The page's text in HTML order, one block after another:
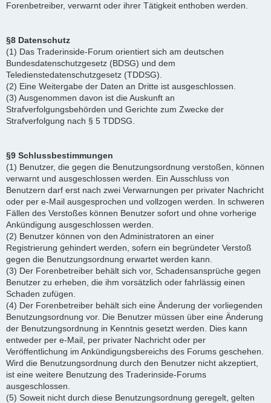
Forenbetreiber, verwarnt oder ihrer Tätigkeit enthoben werden.
§8 Datenschutz
(1) Das Traderinside-Forum orientiert sich am deutschen
Bundesdatenschutzgesetz (BDSG) und dem
Teledienstedatenschutzgesetz (TDDSG).
(2) Eine Weitergabe der Daten an Dritte ist ausgeschlossen.
(3) Ausgenommen davon ist die Auskunft an
Strafverfolgungsbehörden und Gerichte zum Zwecke der
Strafverfolgung nach § 5 TDDSG.
§9 Schlussbestimmungen
(1) Benutzer, die gegen die Benutzungsordnung verstoßen, können
verwarnt und ausgeschlossen werden. Ein Ausschluss von
Benutzern darf erst nach zwei Verwarnungen per privater Nachricht
oder per e-Mail ausgesprochen und vollzogen werden. In schweren
Fällen des Verstoßes können Benutzer sofort und ohne vorherige
Ankündigung ausgeschlossen werden.
(2) Benutzer können von den Administratoren an einer
Registrierung gehindert werden, sofern ein begründeter Verstoß
gegen die Benutzungsordnung erwartet werden kann.
(3) Der Forenbetreiber behält sich vor, Schadensansprüche gegen
Benutzer zu erheben, die ihm vorsätzlich oder fahrlässig einen
Schaden zufügen.
(4) Der Forenbetreiber behält sich eine Änderung der vorliegenden
Benutzungsordnung vor. Die Benutzer müssen über eine Änderung
der Benutzungsordnung in Kenntnis gesetzt werden. Dies kann
entweder per e-Mail, per privater Nachricht oder per
Veröffentlichung im Ankündigungsbereichs des Forums geschehen.
Wird die Benutzungsordnung durch den Benutzer nicht akzeptiert,
ist eine weitere Benutzung des Traderinside-Forums
ausgeschlossen.
(5) Soweit nicht durch diese Benutzungsordnung geregelt, gelten